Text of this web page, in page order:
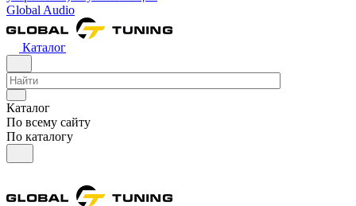
Global Audio
Каталог
Каталог
По всему сайту
По каталогу